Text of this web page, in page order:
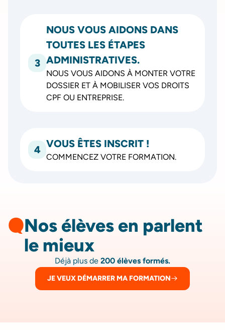
3
NOUS VOUS AIDONS DANS
TOUTES LES ÉTAPES
ADMINISTRATIVES.
NOUS VOUS AIDONS À MONTER VOTRE
DOSSIER ET À MOBILISER VOS DROITS
CPF OU ENTREPRISE.
4 VOUS ÊTES INSCRIT !
COMMENCEZ VOTRE FORMATION.
Nos élèves en parlent
le mieux
Déjà plus de 200 élèves formés.
JE VEUX DÉMARRER MA FORMATION